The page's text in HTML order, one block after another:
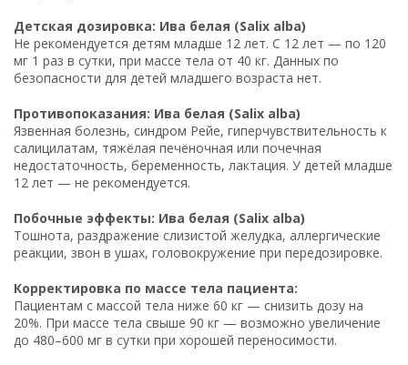
Детская дозировка: Ива белая (Salix alba)
Не рекомендуется детям младше 12 лет. С 12 лет — по 120
мг 1 раз в сутки, при массе тела от 40 кг. Данных по
безопасности для детей младшего возраста нет.
Противопоказания: Ива белая (Salix alba)
Язвенная болезнь, синдром Рейе, гиперчувствительность к
салицилатам, тяжёлая печёночная или почечная
недостаточность, беременность, лактация. У детей младше
12 лет — не рекомендуется.
Побочные эффекты: Ива белая (Salix alba)
Тошнота, раздражение слизистой желудка, аллергические
реакции, звон в ушах, головокружение при передозировке.
Корректировка по массе тела пациента:
Пациентам с массой тела ниже 60 кг — снизить дозу на
20%. При массе тела свыше 90 кг — возможно увеличение
до 480–600 мг в сутки при хорошей переносимости.